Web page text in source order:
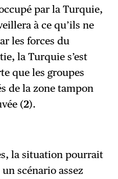
par la Turquie,
à ce qu’ils ne
les forces du
la Turquie s’est
que les groupes
de la zone tampon
(2).
la situation pourrait
scénario assez